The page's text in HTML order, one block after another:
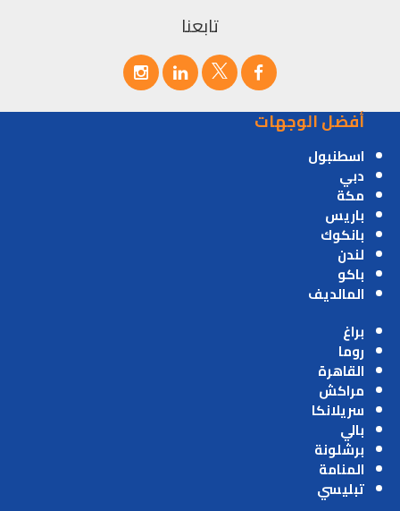
تابعنا
أفضل الوجهات
اسطنبول
دبي
مكة
باريس
بانكوك
لندن
باكو
المالديف
براغ
روما
القاهرة
مراكش
سريلانكا
بالي
برشلونة
المنامة
تبليسي